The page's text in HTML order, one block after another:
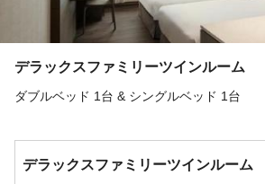
デラックスファミリーツインルーム
ダブルベッド 1台 & シングルベッド 1台
デラックスファミリーツインルーム